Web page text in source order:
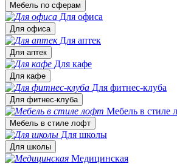
Мебель по сферам
Для офиса
Для офиса
Для аптек
Для аптек
Для кафе
Для кафе
Для фитнес-клуба
Для фитнес-клуба
Мебель в стиле
Мебель в стиле лофт
Для школы
Для школы
Медицинская